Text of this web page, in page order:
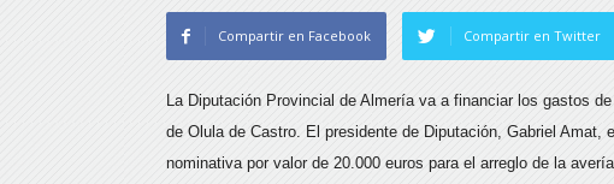
Compartir en Facebook Compartir en Twitter
La Diputación Provincial de Almería va a financiar los gastos
de Olula de Castro. El presidente de Diputación, Gabriel
nominativapor valor de 20.000 euros para el arreglo de la